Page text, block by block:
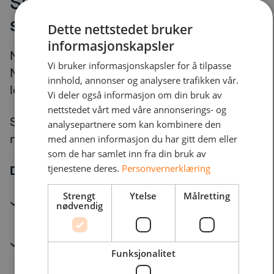
som en strukturert modell
NetNordic leverer NaaS gjennom Secure
Network Services (SNS): et nordisk utviklet,
leverandørneutralt operativt rammeverk.
SNS er utviklet for organisasjoner hvor
nedetid er uakseptabelt.
Den kombinerer:
Nettverk
Sikkerhet
Dette nettstedet bruker
informasjonskapsler
Vi bruker informasjonskapsler for å tilpasse
innhold, annonser og analysere trafikken vår.
Vi deler også informasjon om din bruk av
nettstedet vårt med våre annonserings- og
analysepartnere som kan kombinere den
med annen informasjon du har gitt dem eller
som de har samlet inn fra din bruk av
tjenestene deres. Personvernerklæring
Strengt
nødvendig
Ytelse Målretting
Funksjonalitet